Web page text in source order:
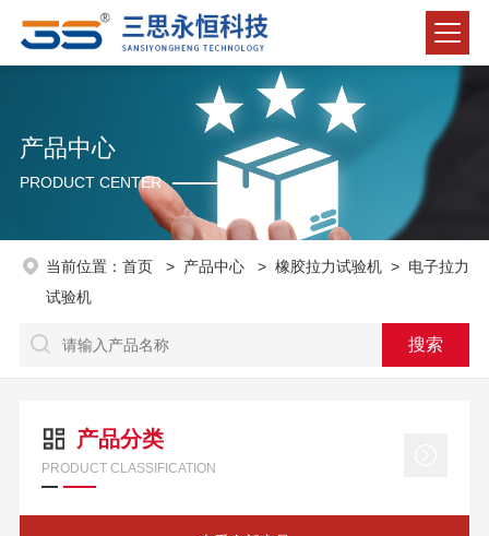
产品中心
PRODUCT CENTER
当前位置： 首页 > 产品中心 > 橡胶拉力试验机> 电子拉力
试验机
产品分类
PRODUCT CLASSIFICATION